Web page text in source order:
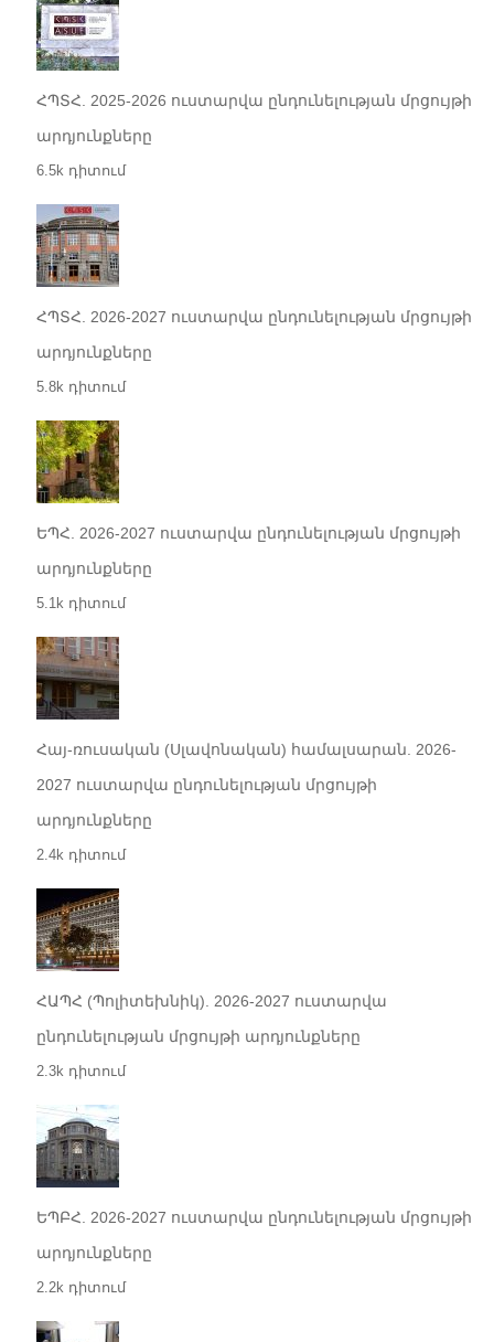
ՀՊՏՀ. 2025-2026 ուստարվա ընդունելության մրցույթի
արդյունքները
6.5k դիտում
ՀՊՏՀ. 2026-2027 ուստարվա ընդունելության մրցույթի
արդյունքները
5.8k դիտում
ԵՊՀ. 2026-2027 ուստարվա ընդունելության մրցույթի
արդյունքները
5.1k դիտում
Հայ-ռուսական (Սլավոնական) համալսարան. 2026-
2027 ուստարվա ընդունելության մրցույթի
արդյունքները
2.4k դիտում
ՀԱՊՀ (Պոլիտեխնիկ). 2026-2027 ուստարվա
ընդունելության մրցույթի արդյունքները
2.3k դիտում
ԵՊԲՀ. 2026-2027 ուստարվա ընդունելության մրցույթի
արդյունքները
2.2k դիտում